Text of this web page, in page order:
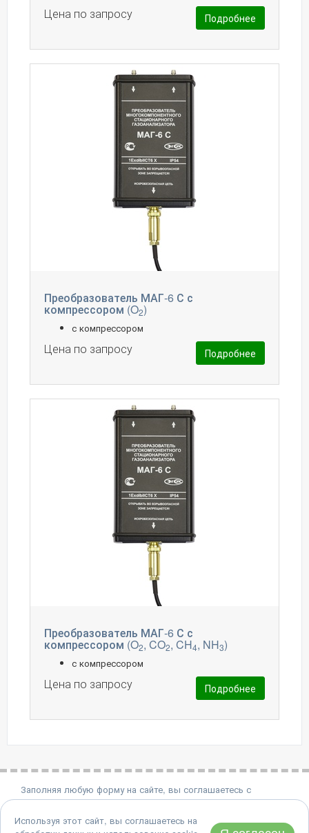
Цена по запросу Подробнее
Преобразователь МАГ-6 С с
компрессором (O2)
с компрессором
Цена по запросу Подробнее
Преобразователь МАГ-6 С с
компрессором (O2, CO2, CH4, NH3)
с компрессором
Цена по запросу Подробнее
Заполняя любую форму на сайте, вы соглашаетесь с
политикой конфиденциальности.
8 (495) 651-06-22
Используя этот сайт, вы соглашаетесь на